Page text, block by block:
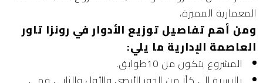
المعمارية المميزة،
ومن أهم تفاصيل توزيع الأدوار في رونزا تاور
العاصمة الإدارية ما يلي:
المشروع يتكون من 10طوابق.